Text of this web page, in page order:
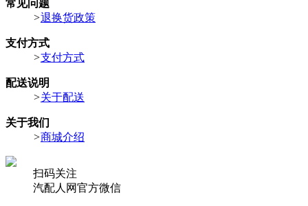
常见问题
>退换货政策
支付方式
>支付方式
配送说明
>关于配送
关于我们
>商城介绍
扫码关注
汽配人网官方微信